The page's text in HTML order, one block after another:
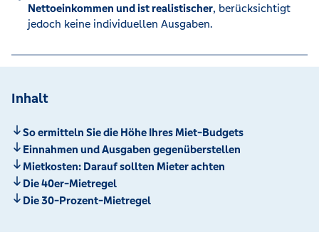
Nettoeinkommen und ist realistischer, berücksichtigt
jedoch keine individuellen Ausgaben.
Inhalt
So ermitteln Sie die Höhe Ihres Miet-Budgets
Einnahmen und Ausgaben gegenüberstellen
Mietkosten: Darauf sollten Mieter achten
Die 40er-Mietregel
Die 30-Prozent-Mietregel